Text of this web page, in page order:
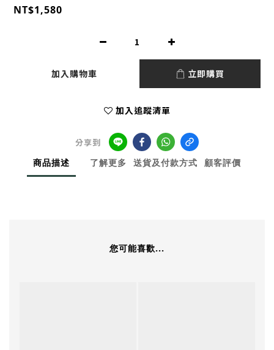
NT$1,580
加入購物車 立即購買
加入追蹤清單
分享到
商品描述
了解更多 送貨及付款方式 顧客評價
您可能喜歡...